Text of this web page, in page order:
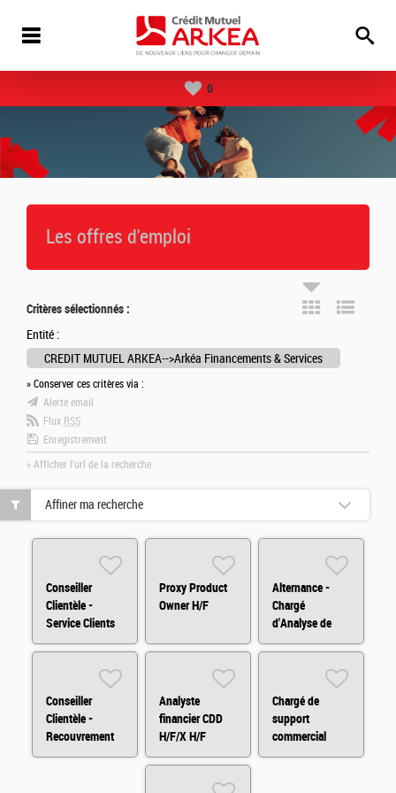
0
Les offres d'emploi
Critères sélectionnés :
Entité :
CREDIT MUTUEL ARKEA-->Arkéa Financements & Services
» Conserver ces critères via :
Alerte email
Flux RSS
Enregistrement
» Afficher l'url de la recherche
Conseiller
Clientèle -
Service Clients
H/F/X
Proxy Product
Owner H/F
Alternance -
Chargé
d'Analyse de
Crédit H/F/X
Conseiller
Clientèle -
Recouvrement
Amiable H/F/X
Analyste
financier CDD
H/F/X H/F
Chargé de
support
commercial
H/F/X
Affiner ma recherche